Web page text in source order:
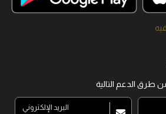
طرق الدعم التالية
البريد الإلكتروني